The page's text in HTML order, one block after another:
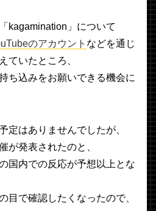
kagamination」について
のアカウント などを通じ
ていたところ、
ち込みをお願いできる機会に
定はありませんでしたが、
が発表されたのと、
国内での反応が予想以上とな
目で確認したくなったので、